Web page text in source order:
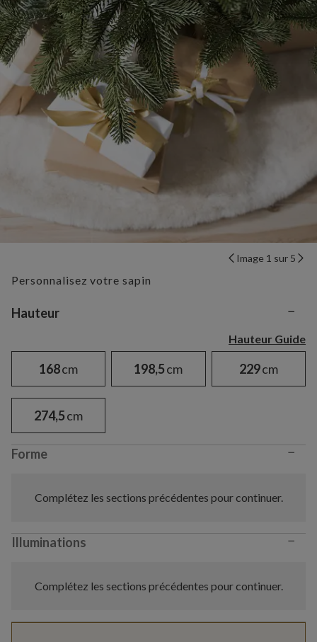
Image 1 sur 5
Personnalisez votre sapin
Variant selection
Hauteur −
Hauteur Guide
168cm 198,5cm 229cm
274,5cm
Forme −
Complétez les sections précédentes pour continuer.
Illuminations −
Complétez les sections précédentes pour continuer.